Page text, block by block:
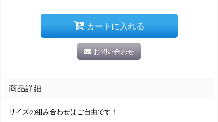
カートに入れる
お問い合わせ
商品詳細
サイズの組み合わせはご自由です！